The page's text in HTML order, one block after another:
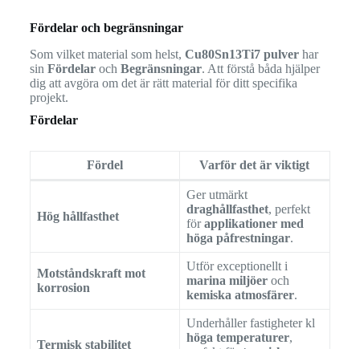
Fördelar och begränsningar
Som vilket material som helst, Cu80Sn13Ti7 pulverhar
sin Fördelaroch Begränsningar. Att förstå båda hjälper
dig att avgöra om det är rätt material för ditt specifika
projekt.
Fördelar
Fördel Varför det är viktigt
Hög hållfasthet
Ger utmärkt
draghållfasthet, perfekt
förapplikationer med
höga påfrestningar.
Motståndskraft mot
korrosion
Utför exceptionellt i
marina miljöeroch
kemiska atmosfärer.
Termisk stabilitet
Underhåller fastigheter kl
höga temperaturer,